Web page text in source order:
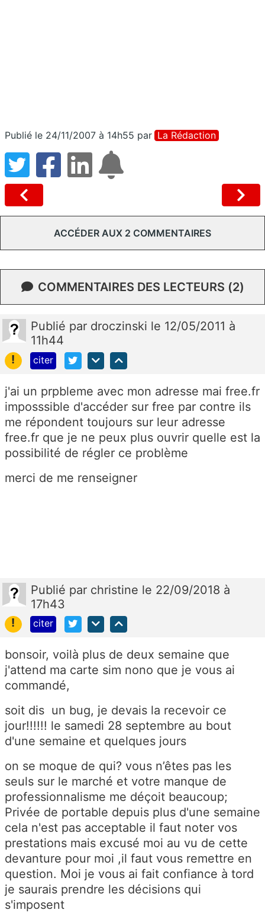
Publié le 24/11/2007 à 14h55 par La Rédaction
ACCÉDER AUX 2 COMMENTAIRES
COMMENTAIRES DES LECTEURS (2)
Publié par droczinski le 12/05/2011 à
11h44
!
citer
j'ai un prpbleme avec mon adresse mai free.fr
imposssible d'accéder sur free par contre ils
me répondent toujours sur leur adresse
free.fr que je ne peux plus ouvrir quelle est la
possibilité de régler ce problème
merci de me renseigner
Publié par christine le 22/09/2018 à
17h43
!
citer
bonsoir, voilà plus de deux semaine que
j'attend ma carte sim nono que je vous ai
commandé,
soit dis un bug, je devais la recevoir ce
jour!!!!!! le samedi 28 septembre au bout
d'une semaine et quelques jours
on se moque de qui? vous n’êtes pas les
seuls sur le marché et votre manque de
professionnalisme me déçoit beaucoup;
Privée de portable depuis plus d'une semaine
cela n'est pas acceptable il faut noter vos
prestations mais excusé moi au vu de cette
devanture pour moi ,il faut vous remettre en
question. Moi je vous ai fait confiance à tord
je saurais prendre les décisions qui
s'imposent